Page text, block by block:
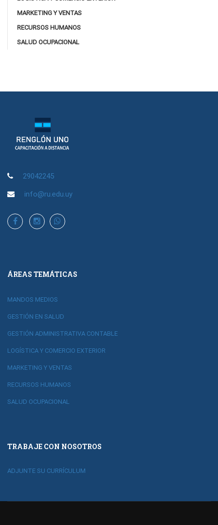
MARKETING Y VENTAS
RECURSOS HUMANOS
SALUD OCUPACIONAL
29042245
info@ru.edu.uy
ÁREAS TEMÁTICAS
MANDOS MEDIOS
GESTIÓN EN SALUD
GESTIÓN ADMINISTRATIVA CONTABLE
LOGÍSTICA Y COMERCIO EXTERIOR
MARKETING Y VENTAS
RECURSOS HUMANOS
SALUD OCUPACIONAL
TRABAJE CON NOSOTROS
ADJUNTE SU CURRÍCULUM